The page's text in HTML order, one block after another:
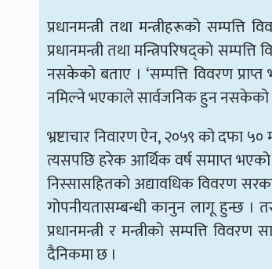
प्रधानमन्त्री तथा मन्त्रीहरूको
प्रधानमन्त्री तथा मन्त्रिपरिषद्को
नसकेको बताए । ‘सम्पत्ति विवरण
नमिल्ने भएकाले सार्वजनिक हुन नसकेको
भ्रष्टाचार निवारण ऐन, २०५९ को दफा
त्यसपछि हरेक आर्थिक वर्ष समाप्त भएको
निस्सासहितको अद्यावधिक विवरण
गोपनीयतासम्बन्धी कानुन लागू हुन्छ ।
प्रधानमन्त्री र मन्त्रीको सम्पत्ति
दैनिकमा छ ।